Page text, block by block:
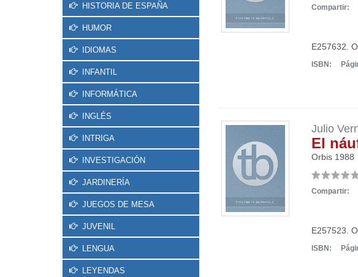
HISTORIA DE ESPAÑA
HUMOR
IDIOMAS
INFANTIL
INFORMÁTICA
INGLÉS
INTRIGA
INVESTIGACIÓN
JARDINERÍA
JUEGOS DE MESA
JUVENIL
LENGUA
LEYENDAS
Compartir:
E257632.
ISBN:
Julio
El
Orbis 1988
Compartir:
E257523.
ISBN: